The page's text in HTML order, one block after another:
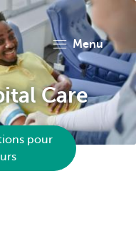
menu
Care
pour